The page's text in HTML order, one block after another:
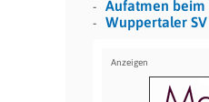
Aufatmen beim
Wuppertaler